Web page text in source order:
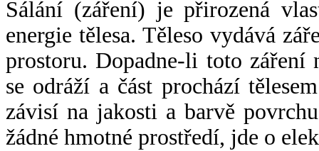
Sálání (záření) je přirozená
energie tělesa. Těleso vydává
prostoru. Dopadne-li toto záření
se odráží a část prochází
závisí na jakosti a barvě
žádné hmotné prostředí, jde o